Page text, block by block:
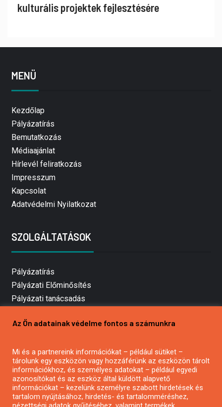
kulturális projektek fejlesztésére
MENÜ
Kezdőlap
Pályázatírás
Bemutatkozás
Médiaajánlat
Hírlevél feliratkozás
Impresszum
Kapcsolat
Adatvédelmi Nyilatkozat
SZOLGÁLTATÁSOK
Pályázatírás
Pályázati Előminősítés
Pályázati tanácsadás
Mezőgazdasági pályázatírás
Pályázatírás civil szervezeteknek
Pályázatírás önkormányzatoknak
Pályázatfigyelés
Specifikus pályázatfigyelés vagy hírlevél
Az Ön adatainak védelme fontos a számunkra
Mi és a partnereink információkat – például sütiket –
tárolunk egy eszközön vagy hozzáférünk az eszközön tárolt
információkhoz, és személyes adatokat – például egyedi
azonosítókat és az eszköz által küldött alapvető
információkat – kezelünk személyre szabott hirdetések és
tartalom nyújtásához, hirdetés- és tartalomméréshez,